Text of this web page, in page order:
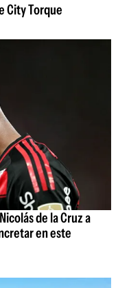
City Torque
de la Cruz a
en este